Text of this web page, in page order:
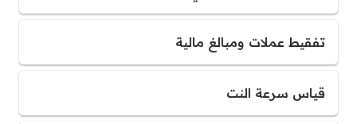
تفقيط عملات ومبالغ مالية
قياس سرعة النت